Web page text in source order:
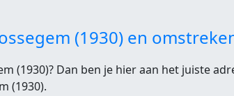
(1930) en
(1930)? Dan ben je hier aan het juiste
(1930).